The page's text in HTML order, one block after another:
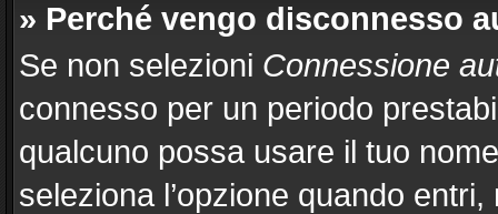
» Perché vengo disconnesso
Se non selezioni Connessione
connesso per un periodo
qualcuno possa usare il tuo
seleziona l’opzione quando